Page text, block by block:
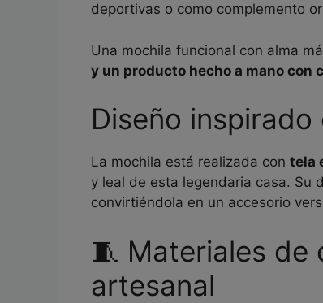
deportivas o como complemento
Una mochila funcional con alma
y un producto hecho a mano con
Diseño
La mochila está realizada con tela
y leal de esta legendaria casa. Su
convirtiéndola en un accesorio
🧵 Materiales
artesanal